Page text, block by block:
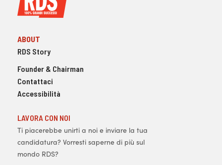
ABOUT
RDS Story
Founder & Chairman
Contattaci
Accessibilità
LAVORA CON NOI
Ti piacerebbe unirti a noi e inviare la tua
candidatura? Vorresti saperne di più sul
mondo RDS?